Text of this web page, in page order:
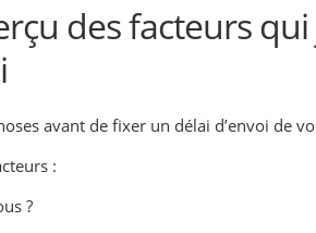
des facteurs
avant de fixer un délai d’envoi de
:
?